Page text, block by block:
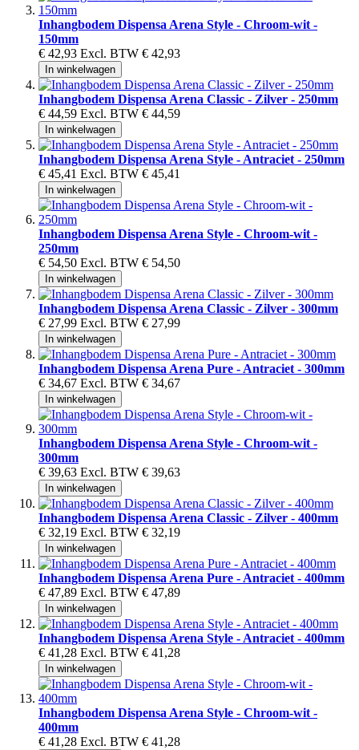
Inhangbodem Dispensa Arena Style - Chroom-wit -
150mm
€ 42,93 Excl. BTW € 42,93
In winkelwagen
Inhangbodem Dispensa Arena Classic - Zilver - 250mm
€ 44,59 Excl. BTW € 44,59
In winkelwagen
Inhangbodem Dispensa Arena Style - Antraciet - 250mm
€ 45,41 Excl. BTW € 45,41
In winkelwagen
Inhangbodem Dispensa Arena Style - Chroom-wit -
250mm
€ 54,50 Excl. BTW € 54,50
In winkelwagen
Inhangbodem Dispensa Arena Classic - Zilver - 300mm
€ 27,99 Excl. BTW € 27,99
In winkelwagen
Inhangbodem Dispensa Arena Pure - Antraciet - 300mm
€ 34,67 Excl. BTW € 34,67
In winkelwagen
Inhangbodem Dispensa Arena Style - Chroom-wit -
300mm
€ 39,63 Excl. BTW € 39,63
In winkelwagen
Inhangbodem Dispensa Arena Classic - Zilver - 400mm
€ 32,19 Excl. BTW € 32,19
In winkelwagen
Inhangbodem Dispensa Arena Pure - Antraciet - 400mm
€ 47,89 Excl. BTW € 47,89
In winkelwagen
Inhangbodem Dispensa Arena Style - Antraciet - 400mm
€ 41,28 Excl. BTW € 41,28
In winkelwagen
Inhangbodem Dispensa Arena Style - Chroom-wit -
400mm
€ 41,28 Excl. BTW € 41,28